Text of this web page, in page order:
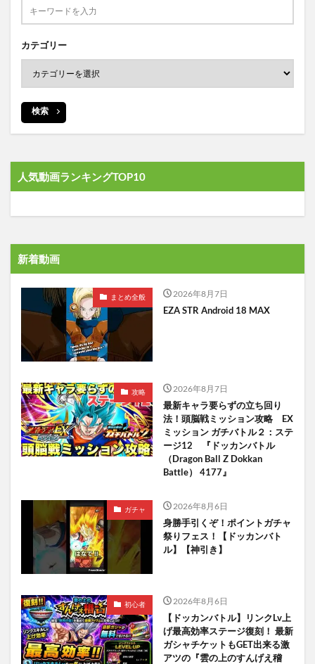
カテゴリー
検索
人気動画ランキングTOP10
新着動画
まとめ全般 2026年8月7日
EZA STR Android 18 MAX
攻略 2026年8月7日
最新キャラ要らずの立ち回り
法！頭脳戦ミッション攻略 EX
ミッション ガチバトル２：ステ
ージ12 『ドッカンバトル
（Dragon Ball Z Dokkan
Battle） 4177』
ガチャ 2026年8月6日
身勝手引くぞ！ポイントガチャ
祭りフェス！【ドッカンバト
ル】【神引き】
初心者 2026年8月6日
【ドッカンバトル】リンクLv上
げ最高効率ステージ復刻！ 最新
ガシャチケットもGET出来る激
アツの『雲の上のすんげえ稽